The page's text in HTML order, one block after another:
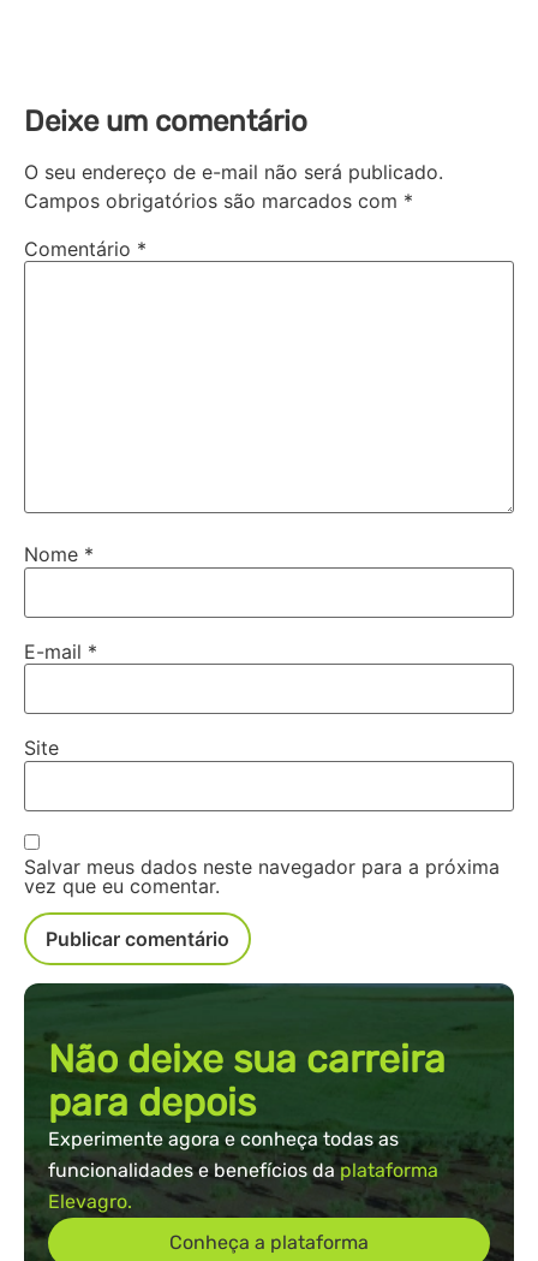
Deixe um comentário
O seu endereço de e-mail não será publicado.
Campos obrigatórios são marcados com *
Comentário *
Nome *
E-mail *
Site
Salvar meus dados neste navegador para a próxima
vez que eu comentar.
Não deixe sua carreira
para depois
Experimente agora e conheça todas as
funcionalidades e benefícios daplataforma
Elevagro.
Conheça a plataforma